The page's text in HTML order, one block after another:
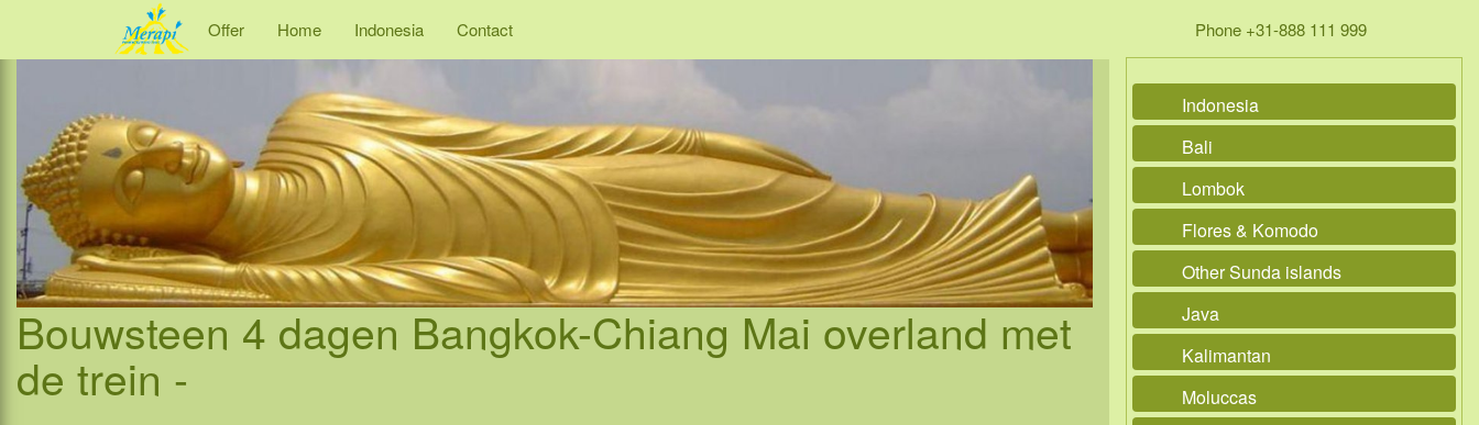
Offer Home Indonesia Contact Phone +31-888 111 999
Bouwsteen 4 dagen Bangkok-Chiang Mai overland met
de trein -
Indonesia
Bali
Lombok
Flores & Komodo
Other Sunda islands
Java
Kalimantan
Moluccas